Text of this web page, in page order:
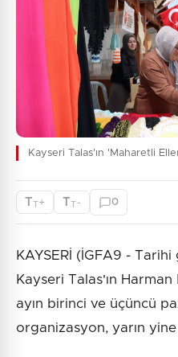
Kayseri Talas'ın 'Maharetli
TT+ TT - 0
KAYSERİ (İGFA9 -
Kayseri Talas'ın
ayın birinci ve üçüncü
organizasyon, yarın